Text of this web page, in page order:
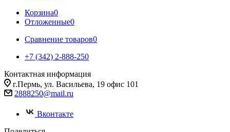
Корзина0
Отложенные0
Сравнение товаров0
+7 (342) 2-888-250
Контактная информация
г.Пермь, ул. Васильева, 19 офис 101
2888250@mail.ru
Вконтакте